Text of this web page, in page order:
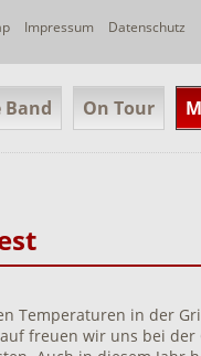
Impressum Datenschutz
Band On Tour
Temperaturen in der
freuen wir uns bei